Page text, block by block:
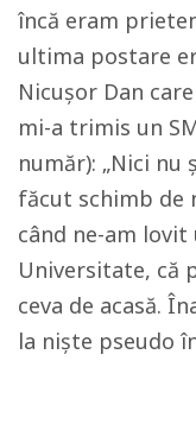
încă eram
ultima postare
Nicușor Dan
mi-a trimis un
număr): „Nici nu
făcut schimb de
când ne-am
Universitate, că
ceva de acasă.
la niște pseudo